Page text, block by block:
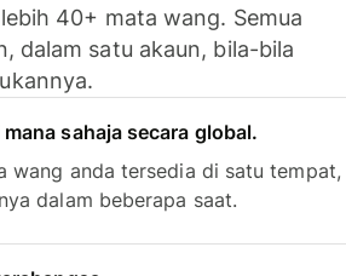
40+ mata wang. Semua
dalam satu akaun, bila-bila
sahaja secara global.
wang anda tersedia di satu tempat,
dalam beberapa saat.